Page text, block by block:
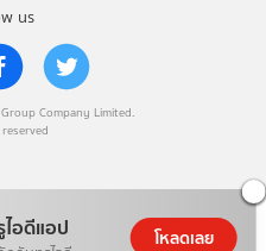
อดีแอป โหลดเลย
us
Company Limited.